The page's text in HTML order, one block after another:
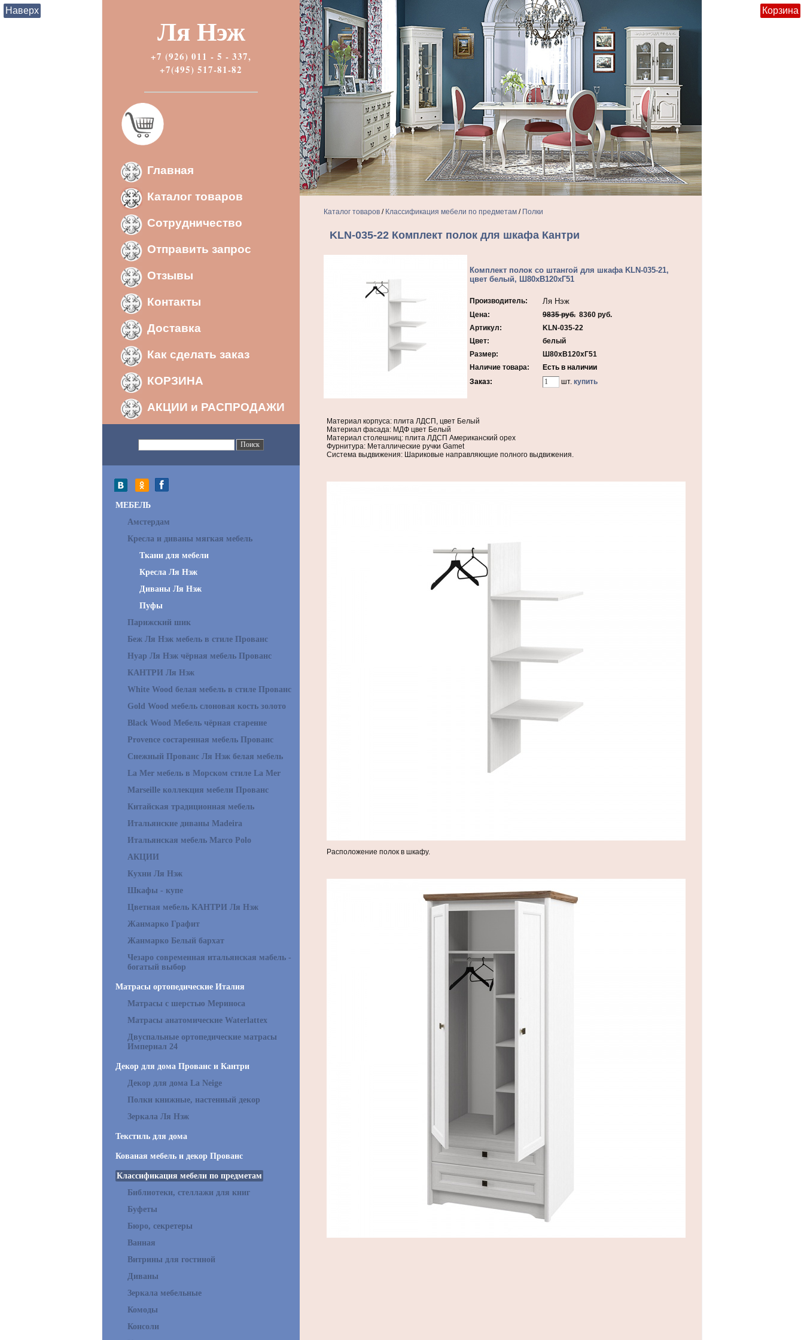
Ля Нэж
+7 (926) 011 - 5 - 337,
+7(495) 517-81-82
Главная
Каталог товаров
Сотрудничество
Отправить запрос
Отзывы
Контакты
Доставка
Как сделать заказ
КОРЗИНА
АКЦИИ и РАСПРОДАЖИ
МЕБЕЛЬ
Амстердам
Кресла и диваны мягкая мебель
Ткани для мебели
Кресла Ля Нэж
Диваны Ля Нэж
Пуфы
Парижский шик
Беж Ля Нэж мебель в стиле Прованс
Нуар Ля Нэж чёрная мебель Прованс
КАНТРИ Ля Нэж
White Wood белая мебель в стиле Прованс
Gold Wood мебель слоновая кость золото
Black Wood Мебель чёрная старение
Provence состаренная мебель Прованс
Снежный Прованс Ля Нэж белая мебель
La Mer мебель в Морском стиле La Mer
Marseille коллекция мебели Прованс
Китайская традиционная мебель
Итальянские диваны Madeira
Итальянская мебель Marco Polo
АКЦИИ
Кухни Ля Нэж
Шкафы - купе
Цветная мебель КАНТРИ Ля Нэж
Жанмарко Графит
Жанмарко Белый бархат
Чезаро современная итальянская мабель -
богатый выбор
Матрасы ортопедические Италия
Матрасы с шерстью Мериноса
Матрасы анатомические Waterlattex
Двуспальные ортопедические матрасы
Империал 24
Декор для дома Прованс и Кантри
Декор для дома La Neige
Полки книжные, настенный декор
Зеркала Ля Нэж
Текстиль для дома
Кованая мебель и декор Прованс
Классификация мебели по предметам
Библиотеки, стеллажи для книг
Буфеты
Бюро, секретеры
Ванная
Витрины для гостиной
Диваны
Зеркала мебельные
Комоды
Консоли
Каталог товаров / Классификация мебели по предметам / Полки
Корзина
KLN-035-22 Комплект полок для шкафа Кантри
Комплект полок со штангой для шкафа KLN-035-21,
цвет белый, Ш80хВ120хГ51
Производитель: Ля Нэж
Цена: 9835 руб. 8360 руб.
Артикул:
KLN-035-22
Цвет:
белый
Размер:
Ш80хВ120хГ51
Наличие товара:
Есть в наличии
Заказ:
шт. купить
Материал корпуса: плита ЛДСП, цвет Белый
Материал фасада: МДФ цвет Белый
Материал столешниц: плита ЛДСП Американский орех
Фурнитура: Металлические ручки Gamet
Система выдвижения: Шариковые направляющие полного выдвижения.
Расположение полок в шкафу.
Наверх